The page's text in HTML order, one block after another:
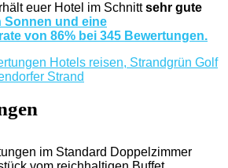
euer Hotel im Schnittsehr gute
Sonnen und eine
von 86% bei 345 Bewertungen.
im Standard Doppelzimmer